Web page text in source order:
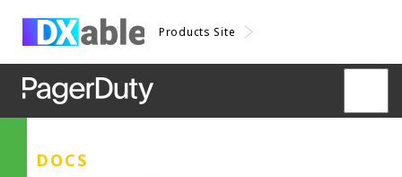
Products Site
DOCS